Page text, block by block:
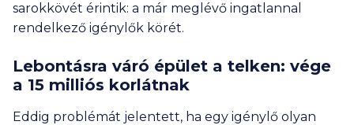
sarokkövét érintik: a már meglévő ingatlannal
rendelkező igénylők körét.
Lebontásra váró épület a telken: vége
a 15 milliós korlátnak
Eddig problémát jelentett, ha egy igénylő olyan